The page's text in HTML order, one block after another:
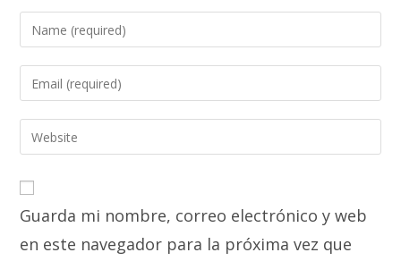
Enter
your
name
to
comment
Enter
your
email
address
Enter
your
URL
(optional)
Guarda mi nombre, correo electrónico y web
en este navegador para la próxima vez que